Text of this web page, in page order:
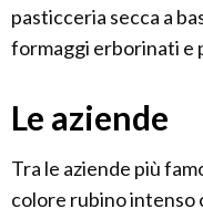
pasticceria secca a
formaggi erborinati e
Le aziende
Tra le aziende più
colore rubino intenso